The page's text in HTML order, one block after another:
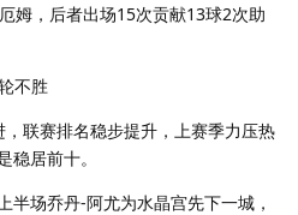
姆，后者出场15次贡献13球2次助
不胜
联赛排名稳步提升，上赛季力压热
居前十。
半场乔丹-阿尤为水晶宫先下一城，